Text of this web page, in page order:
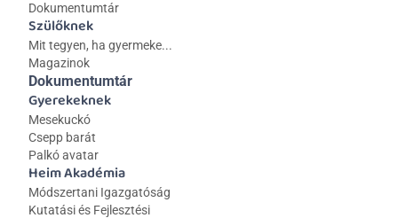
Dokumentumtár
Szülőknek
Mit tegyen, ha gyermeke...
Magazinok
Gyerekeknek
Mesekuckó
Csepp barát
Palkó avatar
Heim Akadémia
Módszertani Igazgatóság
Kutatási és Fejlesztési
Dokumentumtár